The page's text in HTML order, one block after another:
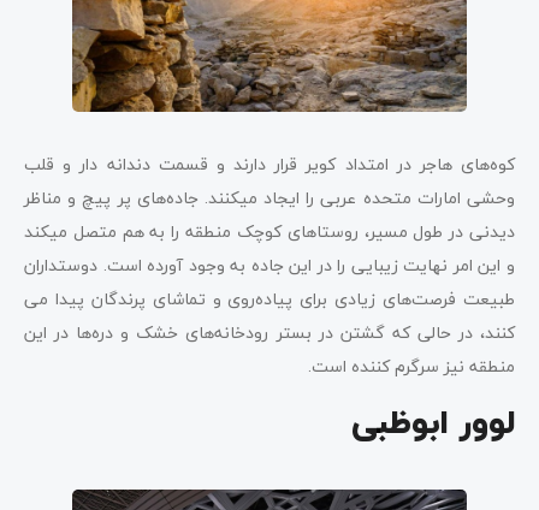
کوه‌های هاجر در امتداد کویر قرار دارند و قسمت دندانه دار و قلب
وحشی امارات متحده عربی را ایجاد می­کنند. جاده‌های پر پیچ و مناظر
دیدنی در طول مسیر، روستاهای کوچک منطقه را به هم متصل می­کند
و این امر نهایت زیبایی را در این جاده به وجود آورده است. دوستداران
طبیعت فرصت‌های زیادی برای پیاده‌روی و تماشای پرندگان پیدا می­‌
کنند، در حالی که گشتن در بستر رودخانه‌های خشک و دره‌ها در این
منطقه نیز سرگرم کننده است.
لوور ابوظبی